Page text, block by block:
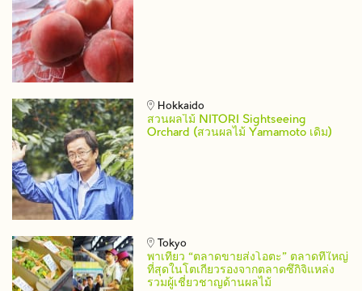
Hokkaido
สวนผลไม้ NITORI Sightseeing
Orchard (สวนผลไม้ Yamamoto เดิม)
Tokyo
พาเที่ยว “ตลาดขายส่งโอตะ” ตลาดที่ใหญ่
ที่สุดในโตเกียวรองจากตลาดซึกิจิแหล่ง
รวมผู้เชี่ยวชาญด้านผลไม้